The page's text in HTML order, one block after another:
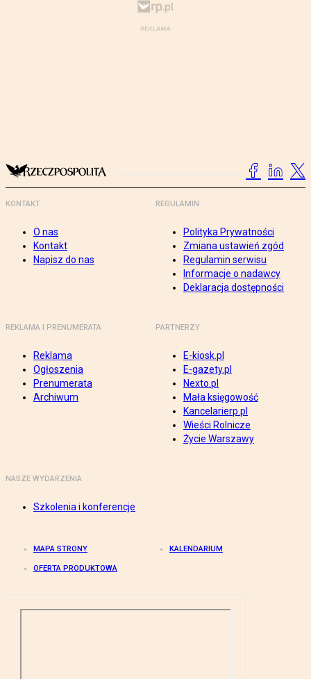
KONTAKT
O nas
Kontakt
Napisz do nas
REGULAMIN
Polityka Prywatności
Zmiana ustawień zgód
Regulamin serwisu
Informacje o nadawcy
Deklaracja dostępności
REKLAMA I PRENUMERATA
Reklama
Ogłoszenia
Prenumerata
Archiwum
PARTNERZY
E-kiosk.pl
E-gazety.pl
Nexto.pl
Mała księgowość
Kancelarierp.pl
Wieści Rolnicze
Życie Warszawy
NASZE WYDARZENIA
Szkolenia i konferencje
MAPA STRONY KALENDARIUM
OFERTA PRODUKTOWA